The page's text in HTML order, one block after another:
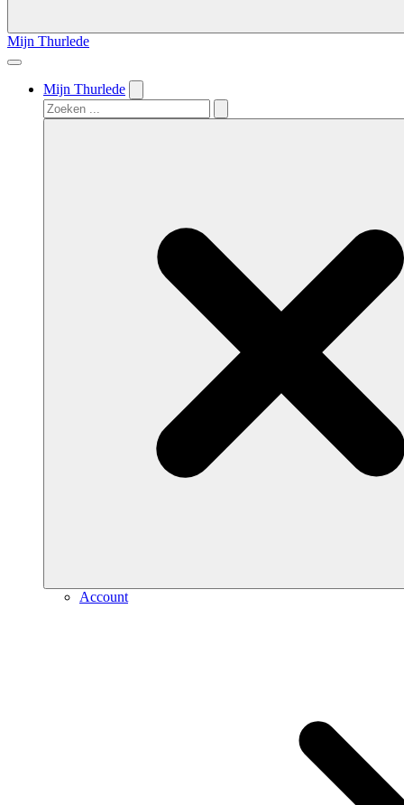
Mijn Thurlede
Mijn Thurlede
Account